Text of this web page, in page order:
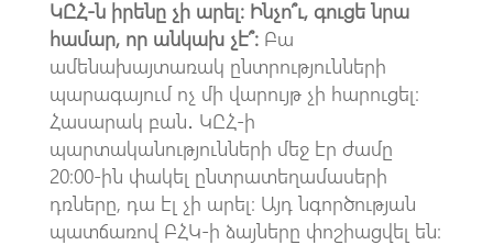
ԿԸՀ-ն իրենը չի արել։ Ինչո՞ւ, գուցե նրա
համար, որ անկախ չէ՞։Բա
ամենախայտառակ ընտրությունների
պարագայում ոչ մի վարույթ չի հարուցել։
Հասարակ բան․ ԿԸՀ-ի
պարտականությունների մեջ էր ժամը
20։00-ին փակել ընտրատեղամասերի
դռները, դա էլ չի արել։ Այդ նգործության
պատճառով ԲՀԿ-ի ձայները փոշիացվել են։